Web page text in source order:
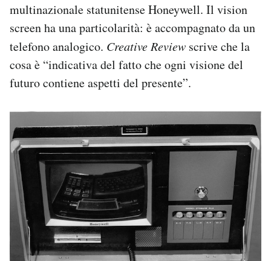
multinazionale statunitense Honeywell. Il vision
screen ha una particolarità: è accompagnato da un
telefono analogico. Creative Review scrive che la
cosa è “indicativa del fatto che ogni visione del
futuro contiene aspetti del presente”.